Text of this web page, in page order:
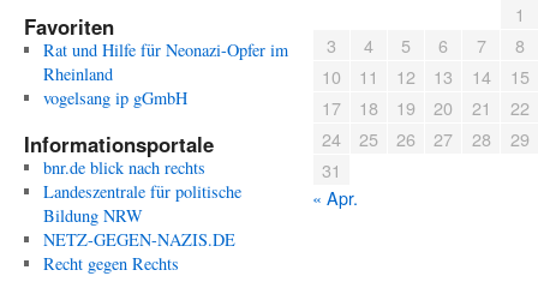
Favoriten
Rat und Hilfe für Neonazi-Opfer im
Rheinland
vogelsang ip gGmbH
Informationsportale
bnr.de blick nach rechts
Landeszentrale für politische
Bildung NRW
NETZ-GEGEN-NAZIS.DE
Recht gegen Rechts
1
3
4 5 6 7
8
10
11 12 13 14
15
17
18 19 20 21
22
24
25 26 27 28
29
31
« Apr.